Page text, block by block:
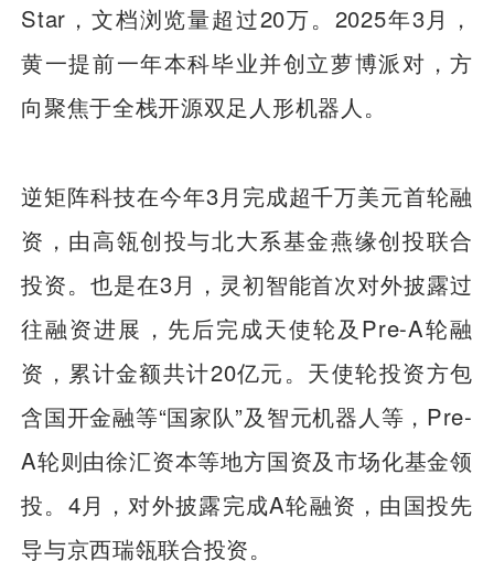
Star，文档浏览量超过20万。2025年3月，
黄一提前一年本科毕业并创立萝博派对，方
向聚焦于全栈开源双足人形机器人。
逆矩阵科技在今年3月完成超千万美元首轮融
资，由高瓴创投与北大系基金燕缘创投联合
投资。也是在3月，灵初智能首次对外披露过
往融资进展，先后完成天使轮及Pre-A轮融
资，累计金额共计20亿元。天使轮投资方包
含国开金融等“国家队”及智元机器人等，Pre-
A轮则由徐汇资本等地方国资及市场化基金领
投。4月，对外披露完成A轮融资，由国投先
导与京西瑞瓴联合投资。